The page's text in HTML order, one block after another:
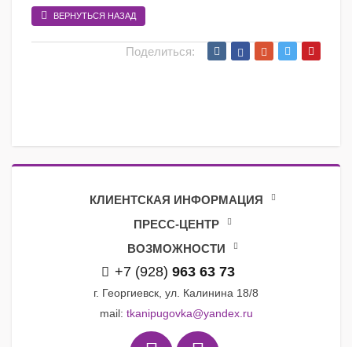
ВЕРНУТЬСЯ НАЗАД
Поделиться:
КЛИЕНТСКАЯ ИНФОРМАЦИЯ
ПРЕСС-ЦЕНТР
ВОЗМОЖНОСТИ
+7 (928) 963 63 73
г. Георгиевск, ул. Калинина 18/8
mail: tkanipugovka@yandex.ru